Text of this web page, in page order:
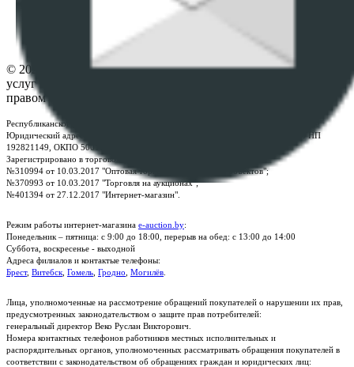
Настройки cookie-файлов
© 2026 Республиканское унитарное предприятие по оказанию
услуг "БелЮрОбеспечение" - Все права защищены авторским
правом
Республиканское унитарное предприятие по оказанию услуг "БелЮрОбеспечение"
Юридический адрес: г. Минск, пр-т. Дзержинского, 1Б, e-mail:
, УНП
192821149, ОКПО 500111895000
Зарегистрировано в торговом реестре Республики Беларусь:
№310994 от 10.03.2017 "Оптовая торговля без торговых объектов";
№370993 от 10.03.2017 "Торговля на аукционах";
№401394 от 27.12.2017 "Интернет-магазин".
Режим работы интернет-магазина e-auction.by:
Понедельник – пятница: с 9:00 до 18:00, перерыв на обед: с 13:00 до 14:00
Суббота, воскресенье - выходной
Адреса филиалов и контактые телефоны:
Брест, Витебск Гомель Гродно Могилёв
Лица, уполномоченные на рассмотрение обращений покупателей о нарушении их прав,
предусмотренных законодательством о защите прав потребителей:
генеральный директор Веко Руслан Викторович.
Номера контактных телефонов работников местных исполнительных и
распорядительных органов, уполномоченных рассматривать обращения покупателей в
соответствии с законодательством об обращениях граждан и юридических лиц: